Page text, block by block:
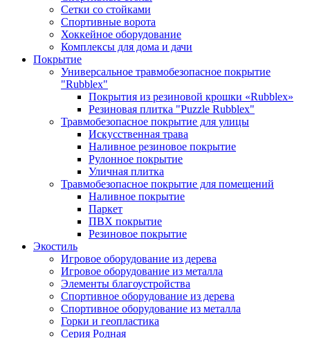
Сетки со стойками
Спортивные ворота
Хоккейное оборудование
Комплексы для дома и дачи
Покрытие
Универсальное травмобезопасное покрытие
"Rubblex"
Покрытия из резиновой крошки «Rubblex»
Резиновая плитка "Puzzle Rubblex"
Травмобезопасное покрытие для улицы
Искусственная трава
Наливное резиновое покрытие
Рулонное покрытие
Уличная плитка
Травмобезопасное покрытие для помещений
Наливное покрытие
Паркет
ПВХ покрытие
Резиновое покрытие
Экостиль
Игровое оборудование из дерева
Игровое оборудование из металла
Элементы благоустройства
Спортивное оборудование из дерева
Спортивное оборудование из металла
Горки и геопластика
Серия Родная